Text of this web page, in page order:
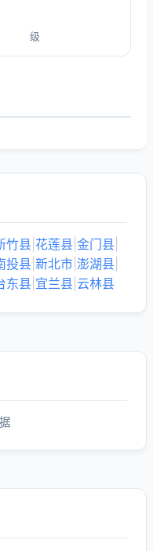
级
竹县 花莲县 金门县
投县 新北市 澎湖县
东县 宜兰县 云林县